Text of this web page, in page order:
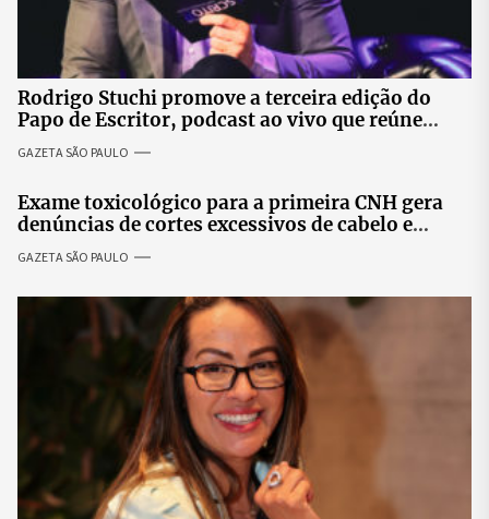
Rodrigo Stuchi promove a terceira edição do
Papo de Escritor, podcast ao vivo que reúne
especialistas para discutir saúde mental e
prosperidade.
GAZETA SÃO PAULO
Exame toxicológico para a primeira CNH gera
denúncias de cortes excessivos de cabelo e
revolta entre candidatas
GAZETA SÃO PAULO